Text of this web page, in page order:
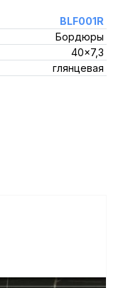
BLF001R
Бордюры
40x7,3
глянцевая